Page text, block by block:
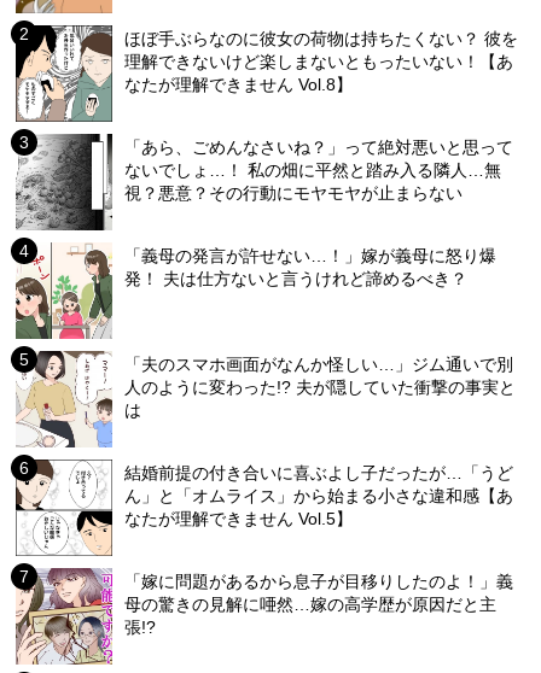
ほぼ手ぶらなのに彼女の荷物は持ちたくない？ 彼を
理解できないけど楽しまないともったいない！【あ
なたが理解できません Vol.8】
「あら、ごめんなさいね？」って絶対悪いと思って
ないでしょ…！ 私の畑に平然と踏み入る隣人…無
視？悪意？その行動にモヤモヤが止まらない
「義母の発言が許せない…！」嫁が義母に怒り爆
発！ 夫は仕方ないと言うけれど諦めるべき？
「夫のスマホ画面がなんか怪しい…」ジム通いで別
人のように変わった!? 夫が隠していた衝撃の事実と
は
結婚前提の付き合いに喜ぶよし子だったが…「うど
ん」と「オムライス」から始まる小さな違和感【あ
なたが理解できません Vol.5】
「嫁に問題があるから息子が目移りしたのよ！」義
母の驚きの見解に唖然…嫁の高学歴が原因だと主
張!?